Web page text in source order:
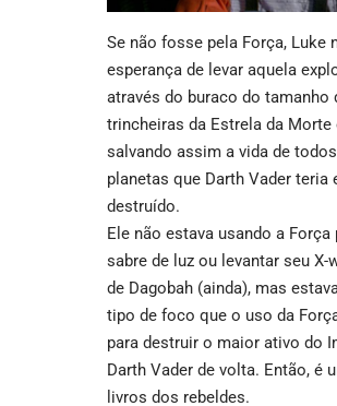
Se não fosse pela Força, Luke
esperança de levar aquela
através do buraco do tamanho
trincheiras da Estrela da Morte
salvando assim a vida de
planetas que Darth Vader teria
destruído.
Ele não estava usando a
sabre de luz ou levantar seu X-
de Dagobah (ainda), mas
tipo de foco que o uso da
para destruir o maior ativo do
Darth Vader de volta. Então, é
livros dos rebeldes.